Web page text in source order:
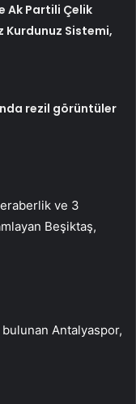
Ak Partili Çelik
Kurdunuz Sistemi,
rezil görüntüler
ve 3
Beşiktaş,
Antalyaspor,